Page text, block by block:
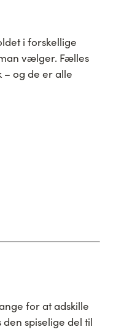
i forskellige
vælger. Fælles
og de er alle
for at adskille
spiselige del til